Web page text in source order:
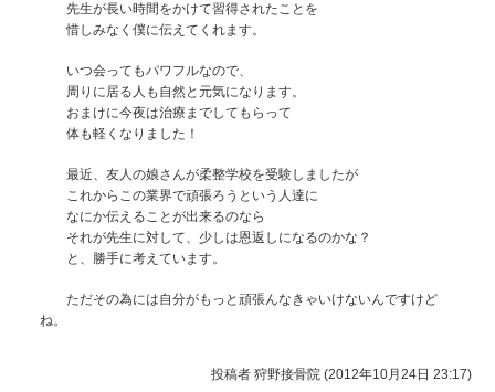
先生が長い時間をかけて習得されたことを
惜しみなく僕に伝えてくれます。
いつ会ってもパワフルなので、
周りに居る人も自然と元気になります。
おまけに今夜は治療までしてもらって
体も軽くなりました！
最近、友人の娘さんが柔整学校を受験しましたが
これからこの業界で頑張ろうという人達に
なにか伝えることが出来るのなら
それが先生に対して、少しは恩返しになるのかな？
と、勝手に考えています。
ただその為には自分がもっと頑張んなきゃいけないんですけど
ね。
投稿者 狩野接骨院 (2012年10月24日 23:17)